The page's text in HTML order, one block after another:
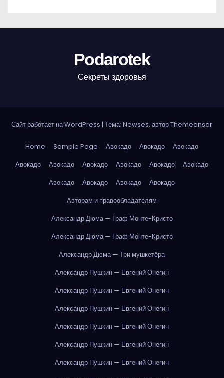
Podarotek
Секреты здоровья
Сайт работает на WordPress | Тема: Newses, авторThemeansar
Home Sample Page Авокадо Авокадо
Авокадо
Авокадо
Авокадо Авокадо Авокадо Авокадо
Авокадо
Авокадо
Авокадо Авокадо
Авокадо
Авторам и правообладателям
Александр Дюма — Граф Монте-Кристо
Александр Дюма — Граф Монте-Кристо
Александр Дюма — Три мушкетёра
Александр Пушкин — Евгений Онегин
Александр Пушкин — Евгений Онегин
Александр Пушкин — Евгений Онегин
Александр Пушкин — Евгений Онегин
Александр Пушкин — Евгений Онегин
Александр Пушкин — Евгений Онегин